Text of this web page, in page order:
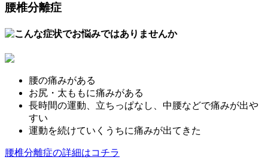
腰椎分離症
腰の痛みがある
お尻・太ももに痛みがある
長時間の運動、立ちっぱなし、中腰などで痛みが出や
すい
運動を続けていくうちに痛みが出てきた
腰椎分離症の詳細はコチラ